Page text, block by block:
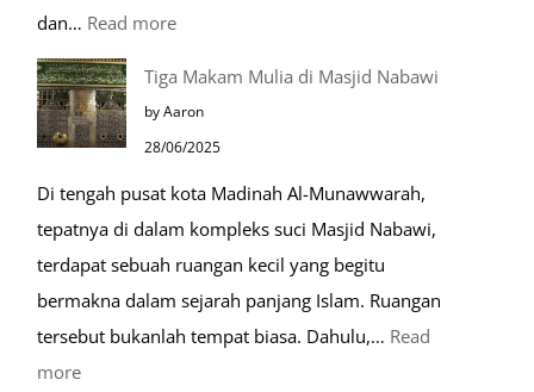
dan… Read more:
Sehari-
hari
Tiga Makam Mulia di Masjid Nabawi
by Aaron
28/06/2025
Di tengah pusat kota Madinah Al-Munawwarah,
tepatnya di dalam kompleks suci Masjid Nabawi,
terdapat sebuah ruangan kecil yang begitu
bermakna dalam sejarah panjang Islam. Ruangan
tersebut bukanlah tempat biasa. Dahulu,… Read
more: